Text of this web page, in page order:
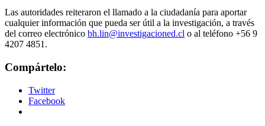
Las autoridades reiteraron el llamado a la ciudadanía para aportar
cualquier información que pueda ser útil a la investigación, a través
del correo electrónico bh.lin@investigacioned.cl o al teléfono +56 9
4207 4851.
Compártelo:
Twitter
Facebook